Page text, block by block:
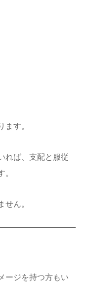
す。
れば、支配と服従
ん。
ージを持つ方もい